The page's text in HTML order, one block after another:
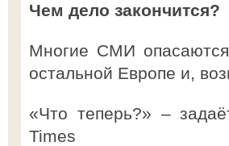
Чем дело закончится?
Многие СМИ
остальной Европе и,
«Что теперь?» –
Times